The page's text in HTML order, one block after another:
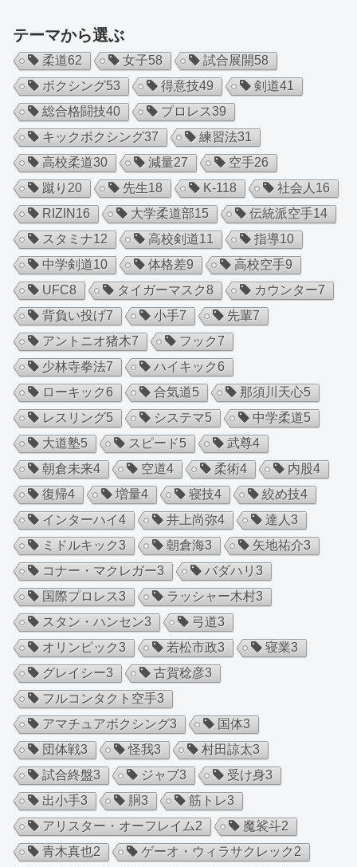
テーマから選ぶ
柔道62 女子58 試合展開58
ボクシング53 得意技49 剣道41
総合格闘技40 プロレス39
キックボクシング37 練習法31
高校柔道30 減量27 空手26
蹴り 20 先生18 K-118 社会人 16
RIZIN 16 大学柔道部15 伝統派空手14
スタミナ12 高校剣道11 指導10
中学剣道10 体格差9 高校空手9
UFC8 タイガーマスク8 カウンター7
背負い投げ7 小手7 先輩7
アントニオ猪木7 フック7
少林寺拳法7 ハイキック6
ローキック6 合気道5 那須川天心5
レスリング5 システマ5 中学柔道5
大道塾5 スピード5 武尊4
朝倉未来4 空道4 柔術4 内股4
復帰4 増量4 寝技4 絞め技4
インターハイ4 井上尚弥4 達人 3
ミドルキック3 朝倉海3 矢地祐介3
コナー・マクレガー3 バダハリ 3
国際プロレス3 ラッシャー木村3
スタン・ハンセン3 弓道3
オリンピック3 若松市政3 寝業3
グレイシー3 古賀稔彦3
フルコンタクト空手3
アマチュアボクシング3 国体3
団体戦3 怪我3 村田諒太3
試合終盤3 ジャブ3 受け身3
出小手3 胴3 筋トレ3
アリスター・オーフレイム2 魔裟斗2
青木真也2 ゲーオ・ウィラサクレック2